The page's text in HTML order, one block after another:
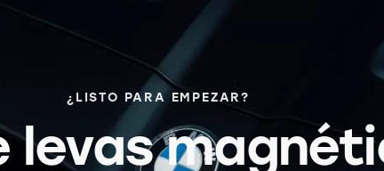
¿LISTO PARA EMPEZAR?
levas